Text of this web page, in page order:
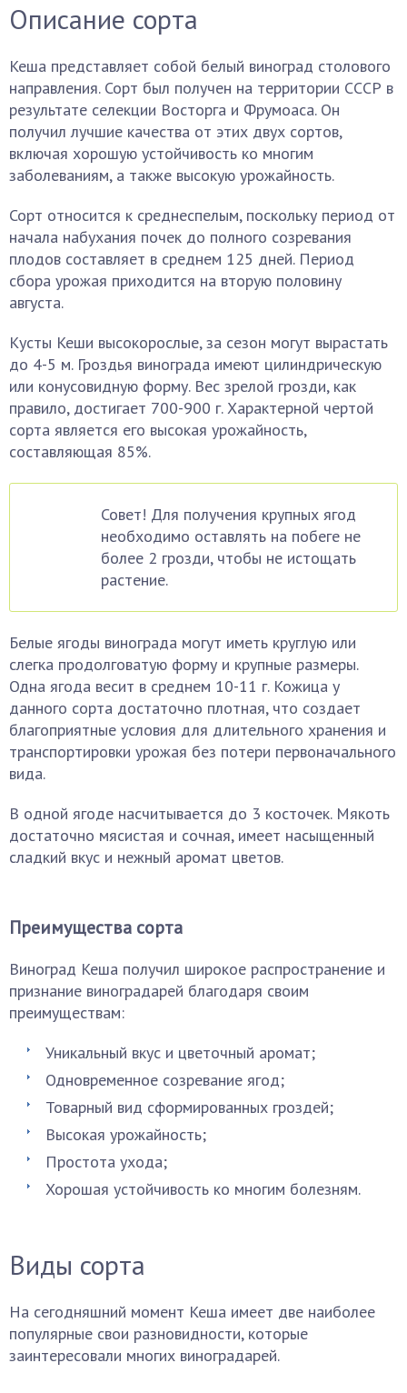
Описание сорта
Кеша представляет собой белый виноград столового
направления. Сорт был получен на территории СССР в
результате селекции Восторга и Фрумоаса. Он
получил лучшие качества от этих двух сортов,
включая хорошую устойчивость ко многим
заболеваниям, а также высокую урожайность.
Сорт относится к среднеспелым, поскольку период от
начала набухания почек до полного созревания
плодов составляет в среднем 125 дней. Период
сбора урожая приходится на вторую половину
августа.
Кусты Кеши высокорослые, за сезон могут вырастать
до 4-5 м. Гроздья винограда имеют цилиндрическую
или конусовидную форму. Вес зрелой грозди, как
правило, достигает 700-900 г. Характерной чертой
сорта является его высокая урожайность,
составляющая 85%.
Совет! Для получения крупных ягод
необходимо оставлять на побеге не
более 2 грозди, чтобы не истощать
растение.
Белые ягоды винограда могут иметь круглую или
слегка продолговатую форму и крупные размеры.
Одна ягода весит в среднем 10-11 г. Кожица у
данного сорта достаточно плотная, что создает
благоприятные условия для длительного хранения и
транспортировки урожая без потери первоначального
вида.
В одной ягоде насчитывается до 3 косточек. Мякоть
достаточно мясистая и сочная, имеет насыщенный
сладкий вкус и нежный аромат цветов.
Преимущества сорта
Виноград Кеша получил широкое распространение и
признание виноградарей благодаря своим
преимуществам:
Уникальный вкус и цветочный аромат;
Одновременное созревание ягод;
Товарный вид сформированных гроздей;
Высокая урожайность;
Простота ухода;
Хорошая устойчивость ко многим болезням.
Виды сорта
На сегодняшний момент Кеша имеет две наиболее
популярные свои разновидности, которые
заинтересовали многих виноградарей.